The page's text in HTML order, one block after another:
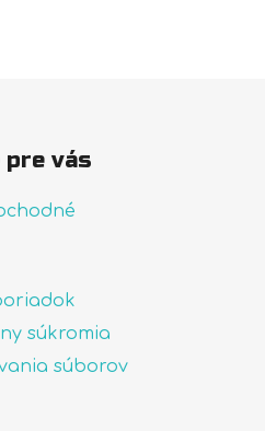
vás
súkromia
súborov